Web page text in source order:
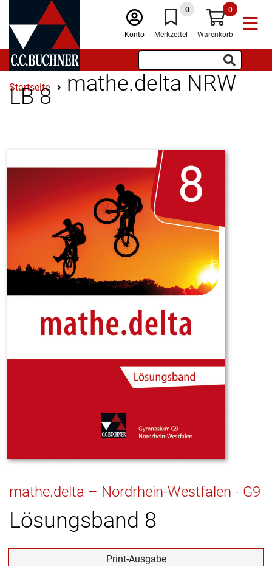
Konto
0
Merkzettel
0
Warenkorb
Startseite mathe.delta NRW
LB 8
mathe.delta – Nordrhein-Westfalen - G9
Lösungsband 8
Print-Ausgabe